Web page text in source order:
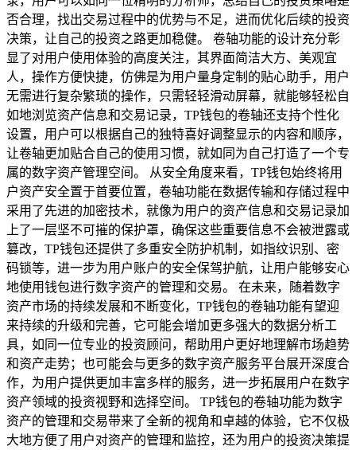
否合理，找出交易过程中的优势与不足，进而优化后续的投资
决策，让自己的投资之路更加稳健。 卷轴功能的设计充分彰
显了对用户使用体验的高度关注，其界面简洁大方、美观宜
人，操作方便快捷，仿佛是为用户量身定制的贴心助手，用户
无需进行复杂繁琐的操作，只需轻轻滑动屏幕，就能够轻松自
如地浏览资产信息和交易记录，TP钱包的卷轴还支持个性化
设置，用户可以根据自己的独特喜好调整显示的内容和顺序，
让卷轴更加贴合自己的使用习惯，就如同为自己打造了一个专
属的数字资产管理空间。 从安全角度来看，TP钱包始终将用
户资产安全置于首要位置，卷轴功能在数据传输和存储过程中
采用了先进的加密技术，就像为用户的资产信息和交易记录加
上了一层坚不可摧的保护罩，确保这些重要信息不会被泄露或
篡改，TP钱包还提供了多重安全防护机制，如指纹识别、密
码锁等，进一步为用户账户的安全保驾护航，让用户能够安心
地使用钱包进行数字资产的管理和交易。 在未来，随着数字
资产市场的持续发展和不断变化，TP钱包的卷轴功能有望迎
来持续的升级和完善，它可能会增加更多强大的数据分析工
具，如同一位专业的投资顾问，帮助用户更好地理解市场趋势
和资产走势；也可能会与更多的数字资产服务平台展开深度合
作，为用户提供更加丰富多样的服务，进一步拓展用户在数字
资产领域的投资视野和选择空间。 TP钱包的卷轴功能为数字
资产的管理和交易带来了全新的视角和卓越的体验，它不仅极
大地方便了用户对资产的管理和监控，还为用户的投资决策提